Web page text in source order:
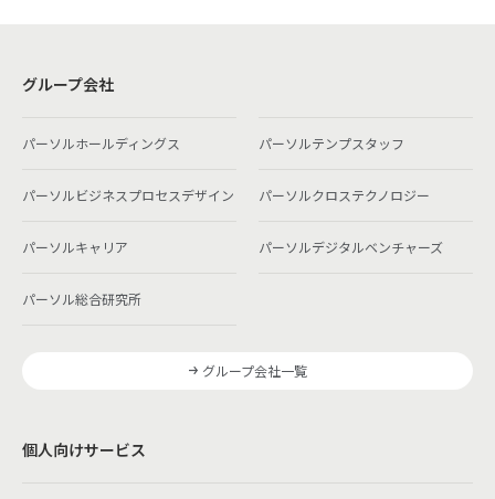
グループ会社
パーソルホールディングス パーソルテンプスタッフ
パーソルビジネスプロセスデザイン パーソルクロステクノロジー
パーソルキャリア パーソルデジタルベンチャーズ
パーソル総合研究所
グループ会社一覧
個人向けサービス